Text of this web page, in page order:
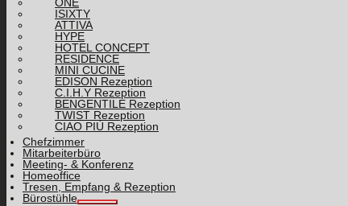
ISIXTY
ATTIVA
HYPE
HOTEL CONCEPT
RESIDENCE
MINI CUCINE
EDISON Rezeption
C.I.H.Y Rezeption
BENGENTILE Rezeption
TWIST Rezeption
CIAO PIÙ Rezeption
Chefzimmer
Mitarbeiterbüro
Meeting- & Konferenz
Homeoffice
Tresen, Empfang & Rezeption
Bürostühle